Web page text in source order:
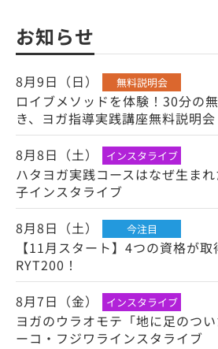
お知らせ
8月9日（日） 無料説明会
ロイブメソッドを体験！30分の
き、ヨガ指導実践講座無料説明会
8月8日（土）
インスタライブ
ハタヨガ実践コースはなぜ生ま
子インスタライブ
8月8日（土）
今注目
【11月スタート】4つの資格が取
RYT200！
8月7日（金）
インスタライブ
ヨガのウラオモテ「地に足のつ
ーコ・フジワラインスタライブ